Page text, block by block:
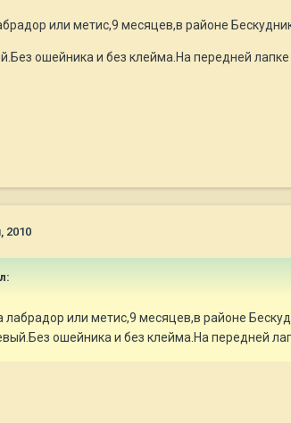
или метис,9 месяцев,в районе
ошейника и без клейма.На передней
2010
лабрадор или метис,9 месяцев,в районе
ошейника и без клейма.На передней